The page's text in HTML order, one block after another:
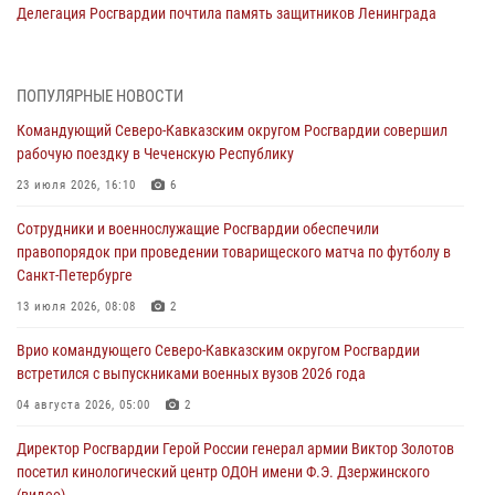
Делегация Росгвардии почтила память защитников Ленинграда
«Я расскажу вам о Герое»: подвиг Героя России Сергея Перца
09 августа 2026, 11:00
Росгвардейцы в зоне СВО передали подарки детям и помогли
09 августа 2026, 09:00
В Чеченской Республике пожарные расчеты Росгвардии и МЧС
отработали межведомственное взаимодействие
В Центральных регионах России продолжается ведомственная
акция «Каникулы с Росгвардией»
ПОПУЛЯРНЫЕ НОВОСТИ
Командующий Северо-Кавказским округом Росгвардии совершил
рабочую поездку в Чеченскую Республику
23 июля 2026, 16:10 6
Сотрудники и военнослужащие Росгвардии обеспечили
правопорядок при проведении товарищеского матча по футболу в
Санкт-Петербурге
13 июля 2026, 08:08 2
Врио командующего Северо-Кавказским округом Росгвардии
встретился с выпускниками военных вузов 2026 года
04 августа 2026, 05:00 2
Директор Росгвардии Герой России генерал армии Виктор Золотов
посетил кинологический центр ОДОН имени Ф.Э. Дзержинского